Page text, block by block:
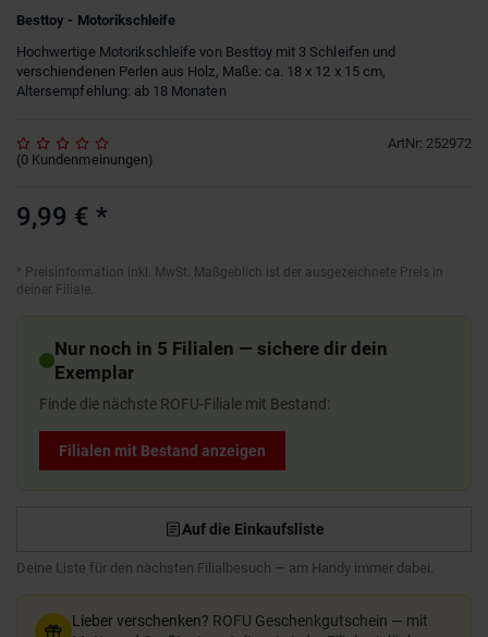
Besttoy - Motorikschleife
Hochwertige Motorikschleife von Besttoy mit 3 Schleifen und
verschiendenen Perlen aus Holz, Maße: ca. 18 x 12 x 15 cm,
Altersempfehlung: ab 18 Monaten
ArtNr: 252972
(0 Kundenmeinungen)
9,99 € *
* Preisinformation inkl. MwSt. Maßgeblich ist der ausgezeichnete Preis in
deiner Filiale.
Nur noch in 5 Filialen — sichere dir dein
Exemplar
Finde die nächste ROFU-Filiale mit Bestand:
Filialen mit Bestand anzeigen
Auf die Einkaufsliste
Deine Liste für den nächsten Filialbesuch — am Handy immer dabei.
Lieber verschenken? ROFU Geschenkgutschein — mit